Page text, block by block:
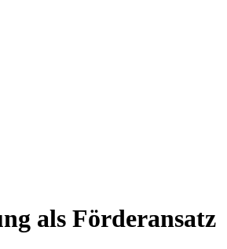
als Förderansatz